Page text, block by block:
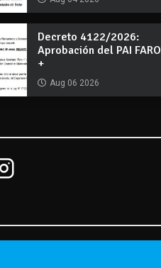
Decreto 4122/2026:
Aprobación del PAI FARO
+
Aug 06 2026